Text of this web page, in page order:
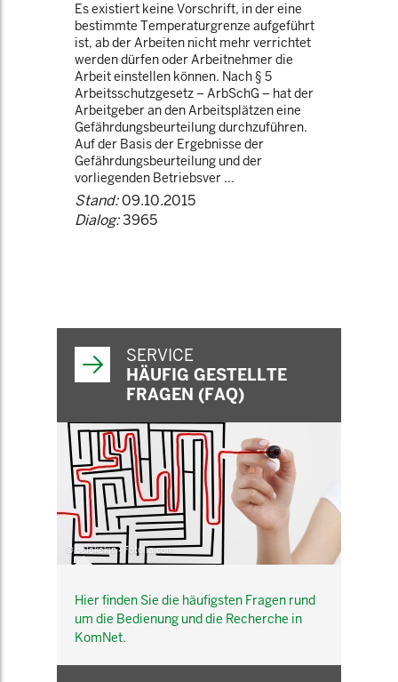
Es existiert keine Vorschrift, in der eine
bestimmte Temperaturgrenze aufgeführt
ist, ab der Arbeiten nicht mehr verrichtet
werden dürfen oder Arbeitnehmer die
Arbeit einstellen können. Nach § 5
Arbeitsschutzgesetz – ArbSchG – hat der
Arbeitgeber an den Arbeitsplätzen eine
Gefährdungsbeurteilung durchzuführen.
Auf der Basis der Ergebnisse der
Gefährdungsbeurteilung und der
vorliegenden Betriebsver ...
Stand:09.10.2015
Dialog:3965
SERVICE
HÄUFIG GESTELLTE
FRAGEN (FAQ)
© belekekin - Fotolia.com
Hier finden Sie die häufigsten Fragen rund
um die Bedienung und die Recherche in
KomNet.